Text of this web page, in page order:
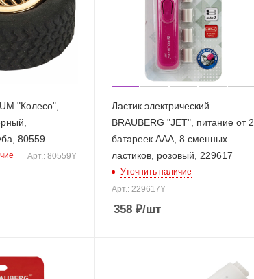
"Колесо",
80559
Арт.: 80559Y
Ластик электрический
BRAUBERG "JET", питание от 2
батареек ААА, 8 сменных
ластиков, розовый, 229617
Уточнить наличие
Арт.: 229617Y
358₽/шт